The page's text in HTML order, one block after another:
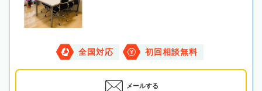
全国対応 初回相談無料
メールする